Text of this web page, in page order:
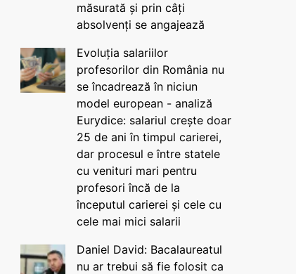
măsurată și prin câți
absolvenți se angajează
Evoluția salariilor
profesorilor din România nu
se încadrează în niciun
model european - analiză
Eurydice: salariul crește doar
25 de ani în timpul carierei,
dar procesul e între statele
cu venituri mari pentru
profesori încă de la
începutul carierei și cele cu
cele mai mici salarii
Daniel David: Bacalaureatul
nu ar trebui să fie folosit ca